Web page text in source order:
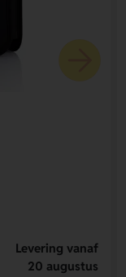
Levering vanaf
20 augustus